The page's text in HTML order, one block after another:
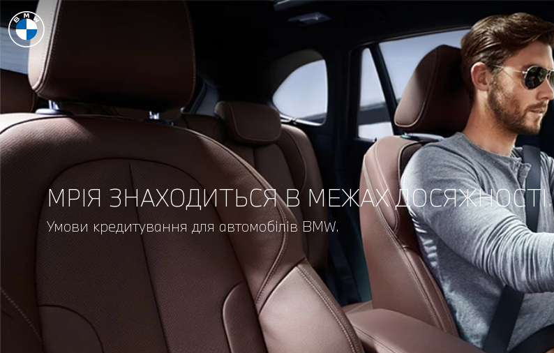
МРІЯ ЗНАХОДИТЬСЯ В МЕЖАХ ДОСЯЖНОСТІ.
Умови кредитування для автомобілів BMW.